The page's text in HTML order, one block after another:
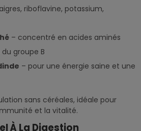
riboflavine, potassium,
– concentré en acides aminés
groupe B
– pour une énergie saine et une
sans céréales, idéale pour
et la vitalité.
À La Digestion